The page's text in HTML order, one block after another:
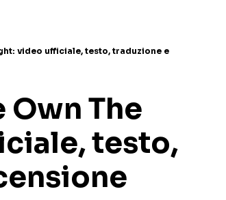
video ufficiale, testo, traduzione e
Own The
testo,